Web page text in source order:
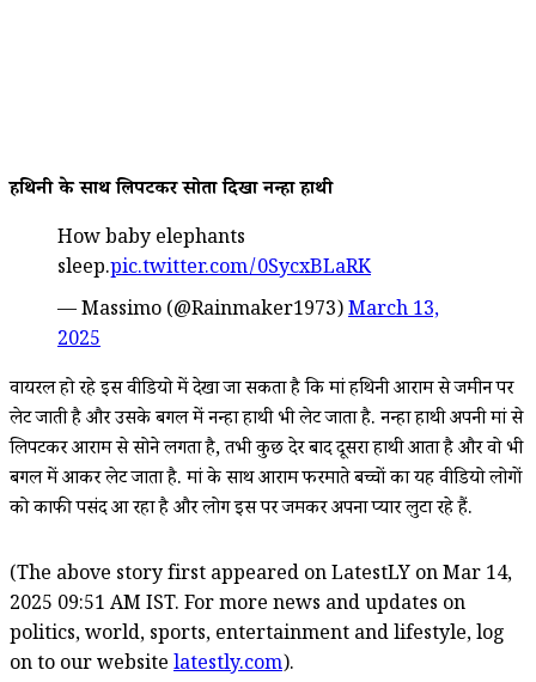
हथिनी के साथ लिपटकर सोता दिखा नन्हा हाथी
How baby elephants
sleep.pic.twitter.com/0SycxBLaRK
— Massimo (@Rainmaker1973)March 13,
2025
वायरल हो रहे इस वीडियो में देखा जा सकता है कि मां हथिनी आराम से जमीन पर
लेट जाती है और उसके बगल में नन्हा हाथी भी लेट जाता है. नन्हा हाथी अपनी मां से
लिपटकर आराम से सोने लगता है, तभी कुछ देर बाद दूसरा हाथी आता है और वो भी
बगल में आकर लेट जाता है. मां के साथ आराम फरमाते बच्चों का यह वीडियो लोगों
को काफी पसंद आ रहा है और लोग इस पर जमकर अपना प्यार लुटा रहे हैं.
(The above story first appeared on LatestLY on Mar 14,
2025 09:51 AM IST. For more news and updates on
politics, world, sports, entertainment and lifestyle, log
on to our website latestly.com).